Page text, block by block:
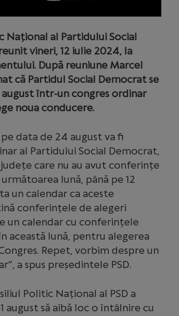
Național al Partidului Social
vineri, 12 iulie 2024, la
După reuniune Marcel
că Partidul Social Democrat se
într-un congres ordinar
noua conducere.
data de 24 august va fi
al Partidului Social Democrat,
care nu au avut conferințe
lună, până pe 12
un calendar ca aceste
conferințele de alegeri
un calendar cu conferințele
această lună, pentru alegerea
Repet, vorbim despre un
a spus președintele PSD.
Politic Național al PSD a
august să aibă loc o întâlnire cu